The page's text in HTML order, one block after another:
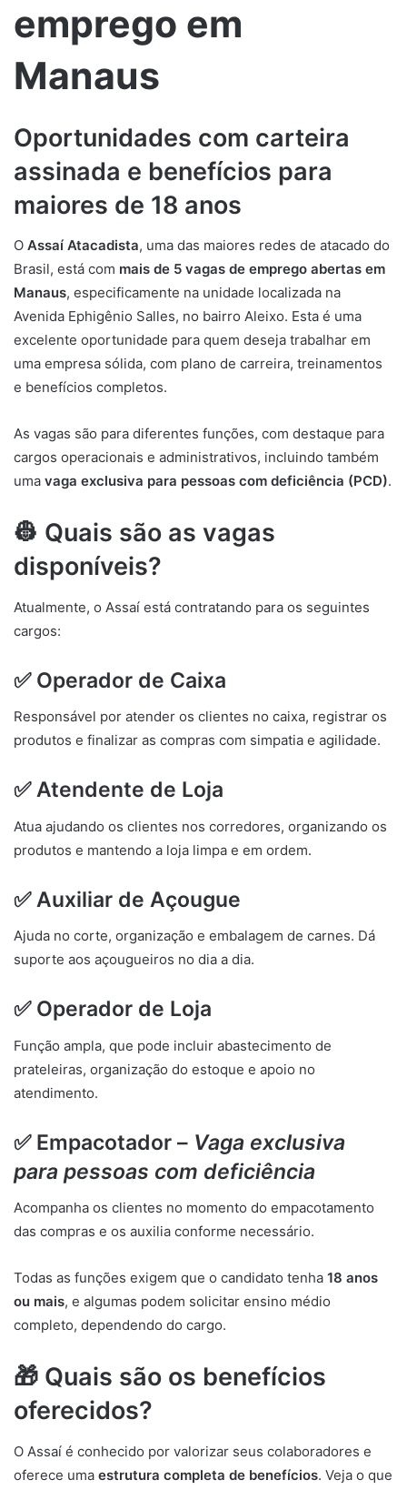
emprego em
Manaus
Oportunidades com carteira
assinada e benefícios para
maiores de 18 anos
O Assaí Atacadista, uma das maiores redes de atacado do
Brasil, está com mais de 5 vagas de emprego abertas em
Manaus, especificamente na unidade localizada na
Avenida Ephigênio Salles, no bairro Aleixo. Esta é uma
excelente oportunidade para quem deseja trabalhar em
uma empresa sólida, com plano de carreira, treinamentos
e benefícios completos.
As vagas são para diferentes funções, com destaque para
cargos operacionais e administrativos, incluindo também
uma vaga exclusiva para pessoas com deficiência (PCD).
👷 Quais são as vagas
disponíveis?
Atualmente, o Assaí está contratando para os seguintes
cargos:
✅ Operador de Caixa
Responsável por atender os clientes no caixa, registrar os
produtos e finalizar as compras com simpatia e agilidade.
✅ Atendente de Loja
Atua ajudando os clientes nos corredores, organizando os
produtos e mantendo a loja limpa e em ordem.
✅ Auxiliar de Açougue
Ajuda no corte, organização e embalagem de carnes. Dá
suporte aos açougueiros no dia a dia.
✅ Operador de Loja
Função ampla, que pode incluir abastecimento de
prateleiras, organização do estoque e apoio no
atendimento.
✅ Empacotador – Vaga exclusiva
para pessoas com deficiência
Acompanha os clientes no momento do empacotamento
das compras e os auxilia conforme necessário.
Todas as funções exigem que o candidato tenha 18 anos
ou mais, e algumas podem solicitar ensino médio
completo, dependendo do cargo.
🎁 Quais são os benefícios
oferecidos?
O Assaí é conhecido por valorizar seus colaboradores e
oferece uma estrutura completa de benefícios. Veja o que